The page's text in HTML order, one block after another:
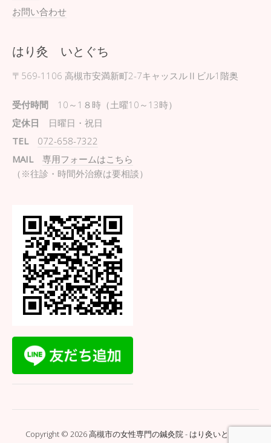
お問い合わせ
はり灸 いとぐち
〒569-1106 高槻市安満新町2-7キャッスルⅡビル1階奥
受付時間 10～1８時（土曜10～13時）
定休日 日曜日・祝日
TEL
072-658-7322
MAIL
専用フォームはこちら
（※往診・時間外治療は要相談）
Copyright © 2026 高槻市の女性専門の鍼灸院 - はり灸いとぐち.